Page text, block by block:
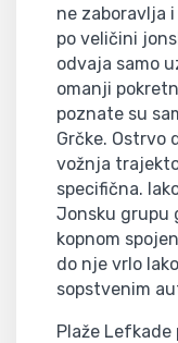
ne zaboravlja
po veličini
odvaja samo
omanji
poznate su
Grčke. Ostrvo
vožnja
specifična.
Jonsku grupu
kopnom
do nje vrlo
sopstvenim
Plaže